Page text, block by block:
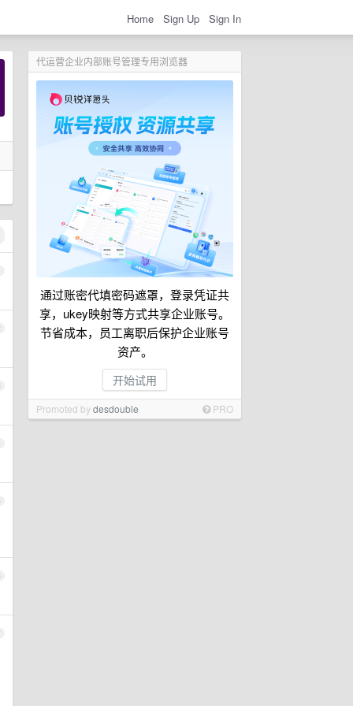
Home Sign Up Sign In
代运营企业内部账号管理专用浏览器
通过账密代填密码遮罩，登录凭证共
享，ukey映射等方式共享企业账号。
节省成本，员工离职后保护企业账号
资产。
开始试用
Promoted bydesdouble PRO